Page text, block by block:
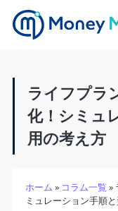
ライフプラ
化！シミュ
用の考え方
ホーム » コラム一覧 »
ミュレーション手順